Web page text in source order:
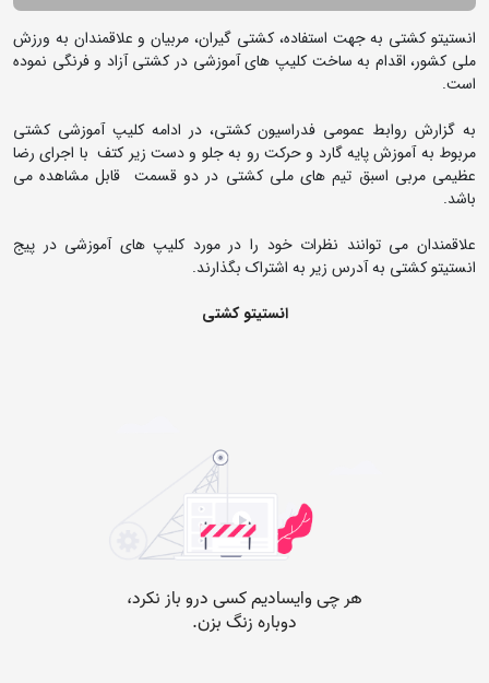
انستیتو کشتی به جهت استفاده، کشتی گیران، مربیان و علاقمندان به ورزش
ملی کشور، اقدام به ساخت کلیپ های آموزشی در کشتی آزاد و فرنگی نموده
است.
به گزارش روابط عمومی فدراسیون کشتی، در ادامه کلیپ آموزشی کشتی
مربوط به آموزش پایه گارد و حرکت رو به جلو و دست زیر کتف با اجرای رضا
عظیمی مربی اسبق تیم های ملی کشتی در دو قسمت قابل مشاهده می
باشد.
علاقمندان می توانند نظرات خود را در مورد کلیپ های آموزشی در پیج
انستیتو کشتی به آدرس زیر به اشتراک بگذارند.
انستیتو کشتی